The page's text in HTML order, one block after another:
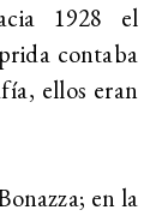
1928 el
contaba
ellos eran
en la